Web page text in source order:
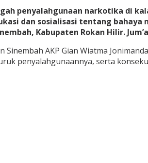
penyalahgunaan narkotika di
dan sosialisasi tentang
Kabupaten Rokan Hilir.
AKP Gian Wiatma
penyalahgunaannya, serta